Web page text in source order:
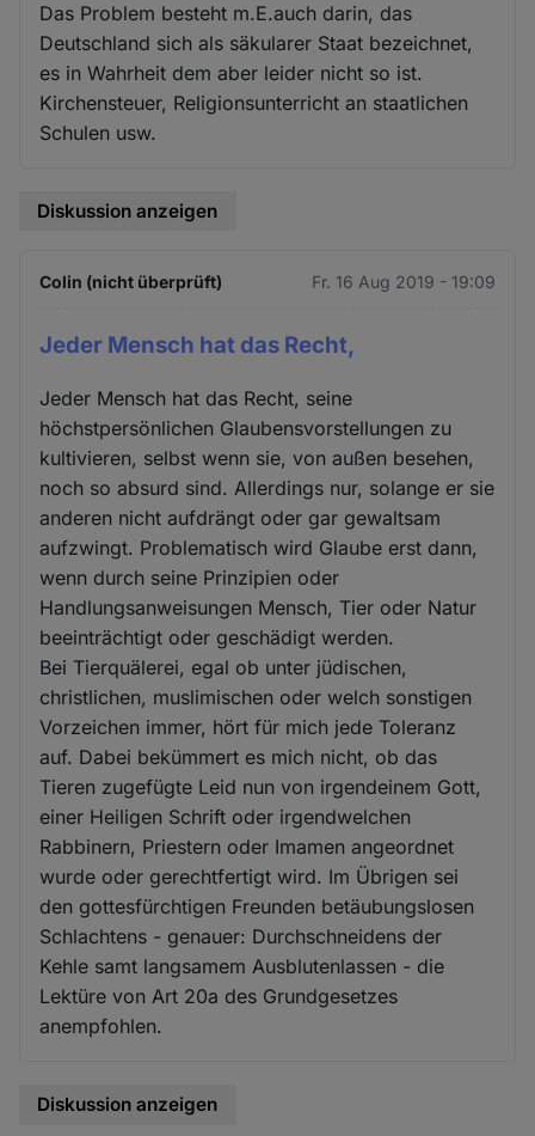
Das Problem besteht m.E.auch darin, das
Deutschland sich als säkularer Staat bezeichnet,
es in Wahrheit dem aber leider nicht so ist.
Kirchensteuer, Religionsunterricht an staatlichen
Schulen usw.
Diskussion anzeigen
Colin (nicht überprüft) Fr. 16 Aug 2019 - 19:09
Jeder Mensch hat das Recht,
Jeder Mensch hat das Recht, seine
höchstpersönlichen Glaubensvorstellungen zu
kultivieren, selbst wenn sie, von außen besehen,
noch so absurd sind. Allerdings nur, solange er sie
anderen nicht aufdrängt oder gar gewaltsam
aufzwingt. Problematisch wird Glaube erst dann,
wenn durch seine Prinzipien oder
Handlungsanweisungen Mensch, Tier oder Natur
beeinträchtigt oder geschädigt werden.
Bei Tierquälerei, egal ob unter jüdischen,
christlichen, muslimischen oder welch sonstigen
Vorzeichen immer, hört für mich jede Toleranz
auf. Dabei bekümmert es mich nicht, ob das
Tieren zugefügte Leid nun von irgendeinem Gott,
einer Heiligen Schrift oder irgendwelchen
Rabbinern, Priestern oder Imamen angeordnet
wurde oder gerechtfertigt wird. Im Übrigen sei
den gottesfürchtigen Freunden betäubungslosen
Schlachtens - genauer: Durchschneidens der
Kehle samt langsamem Ausblutenlassen - die
Lektüre von Art 20a des Grundgesetzes
anempfohlen.
Diskussion anzeigen